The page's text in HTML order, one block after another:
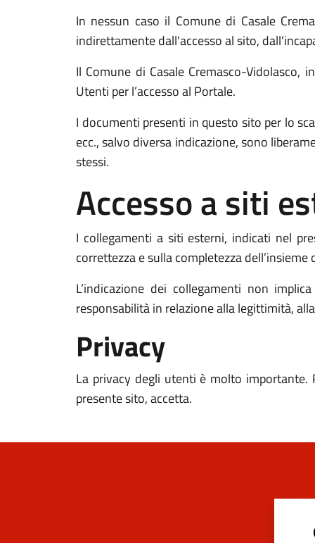
In nessun caso il Comune di Casale
indirettamente dall'accesso al sito,
Il Comune di Casale Cremasco-
Utenti per l’accesso al Portale.
I documenti presenti in questo sito per lo
ecc., salvo diversa indicazione, sono
stessi.
Accesso a siti
I collegamenti a siti esterni, indicati nel
correttezza e sulla completezza
L’indicazione dei collegamenti non
responsabilità in relazione alla legittimità,
Privacy
La privacy degli utenti è molto importante.
presente sito, accetta.